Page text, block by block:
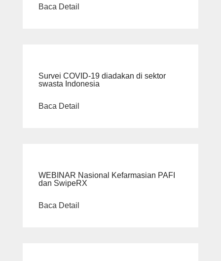
Baca Detail
Survei COVID-19 diadakan di sektor
swasta Indonesia
Baca Detail
WEBINAR Nasional Kefarmasian PAFI
dan SwipeRX
Baca Detail